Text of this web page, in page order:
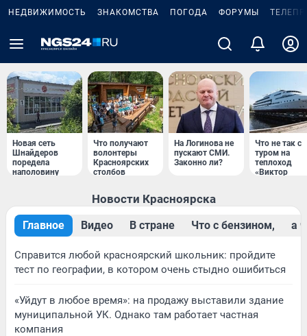
НЕДВИЖИМОСТЬ ЗНАКОМСТВА ПОГОДА ФОРУМЫ
Новая сеть
Шнайдеров
поредела
наполовину
Что получают
волонтеры
Красноярских
столбов
На Логинова не
пускают СМИ.
Законно ли?
Что не так с
туром на
теплоход
«Виктор
Новости Красноярска
Главное Видео В стране Что с бензином, a
Справится любой красноярский школьник: пройдите
тест по географии, в котором очень стыдно ошибиться
«Уйдут в любое время»: на продажу выставили здание
муниципальной УК. Однако там работает частная
компания